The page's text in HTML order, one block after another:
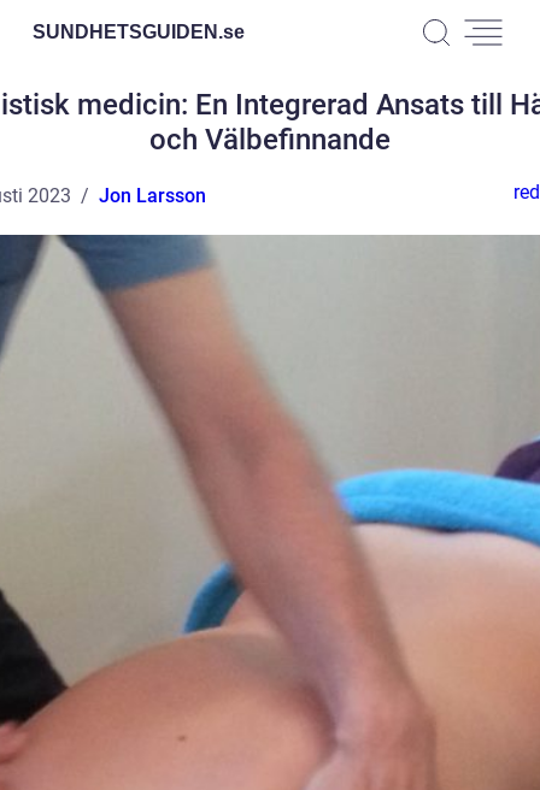
SUNDHETSGUIDEN.se
medicin: En Integrerad Ansats till
och Välbefinnande
2023 Jon Larsson